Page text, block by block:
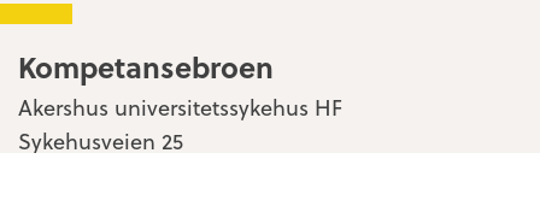
Kompetansebroen
Akershus universitetssykehus HF
Sykehusveien 25